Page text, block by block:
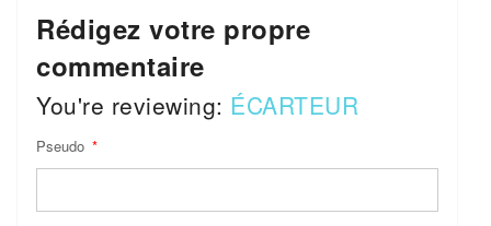
Rédigez votre propre
commentaire
You're reviewing: ÉCARTEUR
Pseudo